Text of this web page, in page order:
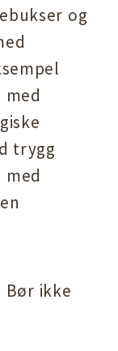
og
trygg
Bør ikke